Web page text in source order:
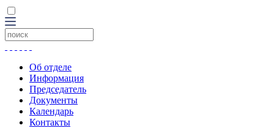
Об отделе
Информация
Председатель
Документы
Календарь
Контакты